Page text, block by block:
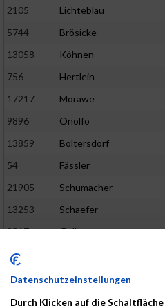
2105
Lichteblau
5744
Brösicke
13058
Köhnen
756
Hertlein
17217
Morawe
9896
Onolfo
13859
Boltersdorf
54
Fässler
21905
Schumacher
13253
Schaefer
2317
Golbar
5561
12006
Laudien
9273
Nicotra
Datenschutzeinstellungen
Durch Klicken auf die